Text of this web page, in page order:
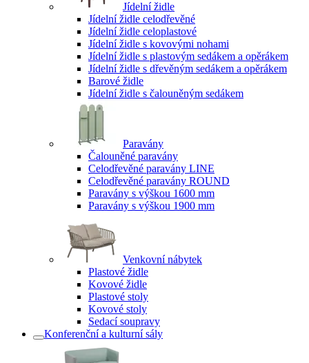
Jídelní židle
Jídelní židle celodřevěné
Jídelní židle celoplastové
Jídelní židle s kovovými nohami
Jídelní židle s plastovým sedákem a opěrákem
Jídelní židle s dřevěným sedákem a opěrákem
Barové židle
Jídelní židle s čalouněným sedákem
Paravány
Čalouněné paravány
Celodřevěné paravány LINE
Celodřevěné paravány ROUND
Paravány s výškou 1600 mm
Paravány s výškou 1900 mm
Venkovní nábytek
Plastové židle
Kovové židle
Plastové stoly
Kovové stoly
Sedací soupravy
Konferenční a kulturní sály